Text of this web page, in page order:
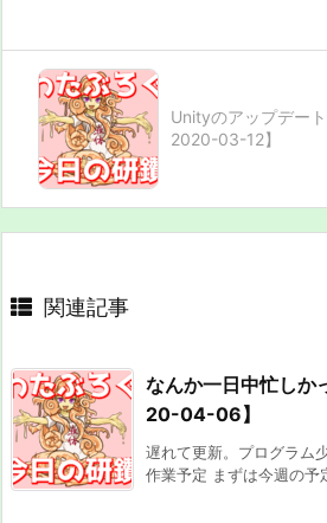
Unityのアップデー
2020-03-12】
関連記事
なんか一日中忙しか
20-04-06】
遅れて更新。プログラム
作業予定 まずは今週の予